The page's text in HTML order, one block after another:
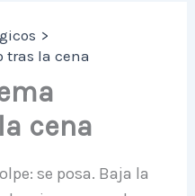
tras la cena
cena
se posa. Baja la